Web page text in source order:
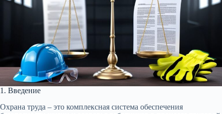
1. Введение
Охрана труда – это комплексная система обеспечения